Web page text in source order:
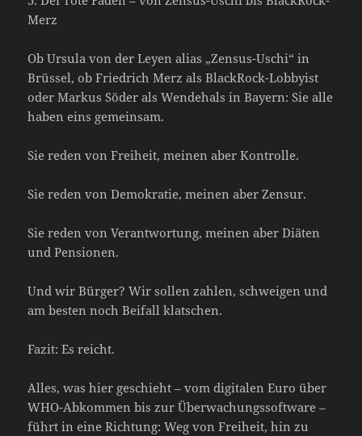
Merz
Ob Ursula von der Leyen alias „Zensus-Uschi“ in
Brüssel, ob Friedrich Merz als BlackRock-Lobbyist
oder Markus Söder als Wendehals in Bayern: Sie alle
haben eins gemeinsam.
Sie reden von Freiheit, meinen aber Kontrolle.
Sie reden von Demokratie, meinen aber Zensur.
Sie reden von Verantwortung, meinen aber Diäten
und Pensionen.
Und wir Bürger? Wir sollen zahlen, schweigen und
am besten noch Beifall klatschen.
Fazit: Es reicht.
Alles, was hier geschieht – vom digitalen Euro über
WHO-Abkommen bis zur Überwachungssoftware –
führt in eine Richtung: Weg von Freiheit, hin zu